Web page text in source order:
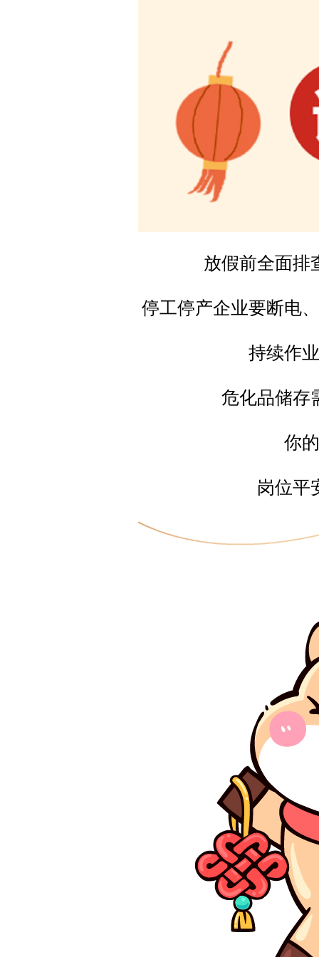
放假前全面排
停工停产企业要断电
持续作
危化品储存
你
岗位平